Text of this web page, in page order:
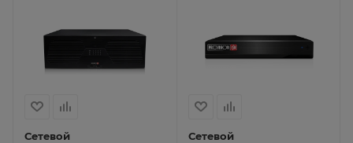
Сетевой
Сетевой